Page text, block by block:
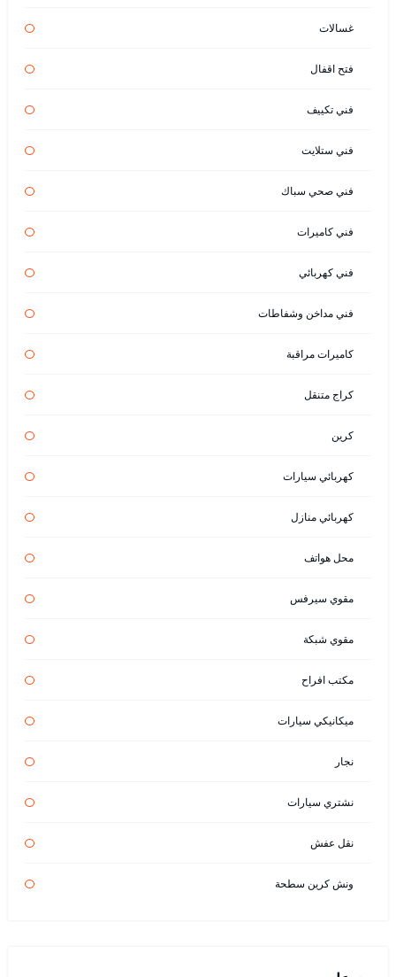
غسالات
فتح اقفال
فني تكييف
فني ستلايت
فني صحي سباك
فني كاميرات
فني كهربائي
فني مداخن وشفاطات
كاميرات مراقبة
كراج متنقل
كرين
كهربائي سيارات
كهربائي منازل
محل هواتف
مقوي سيرفس
مقوي شبكة
مكتب افراح
ميكانيكي سيارات
نجار
نشتري سيارات
نقل عفش
ونش كرين سطحة